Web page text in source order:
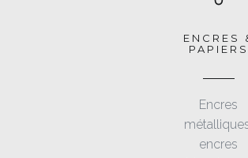
ENCRES
PAPIERS
Encres
encres